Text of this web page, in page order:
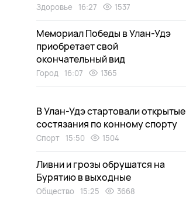
Здоровье 16:27 1537
Мемориал Победы в Улан-Удэ
приобретает свой
окончательный вид
Город 16:07 1365
В Улан-Удэ стартовали открытые
состязания по конному спорту
Спорт 15:50 1504
Ливни и грозы обрушатся на
Бурятию в выходные
Общество 15:25 3668